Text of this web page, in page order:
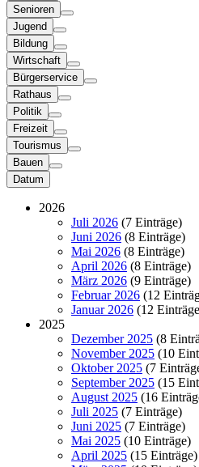
Senioren
Jugend
Bildung
Wirtschaft
Bürgerservice
Rathaus
Politik
Freizeit
Tourismus
Bauen
Datum
2026
Juli 2026 (7 Einträge)
Juni 2026 (8 Einträge)
Mai 2026 (8 Einträge)
April 2026 (8 Einträge)
März 2026 (9 Einträge)
Februar 2026 (12
Januar 2026 (12
2025
Dezember 2025 (8
November 2025 (10
Oktober 2025 (7
September 2025 (15
August 2025 (16
Juli 2025 (7 Einträge)
Juni 2025 (7 Einträge)
Mai 2025 (10 Einträge)
April 2025 (15 Einträge)